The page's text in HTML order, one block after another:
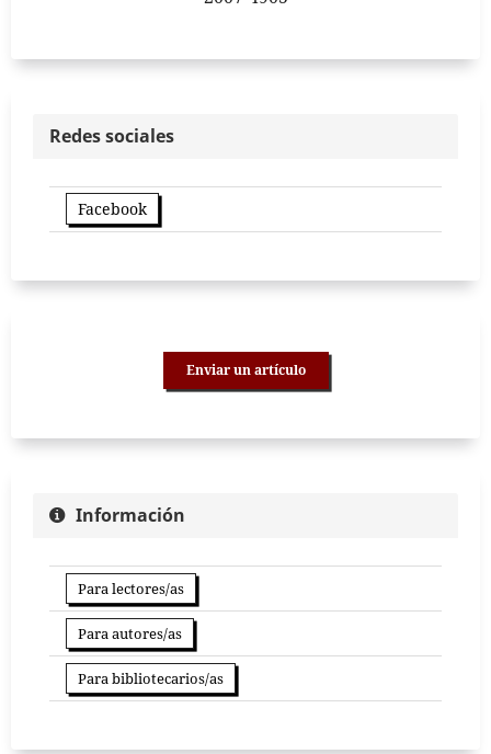
Redes sociales
Facebook
Enviar un artículo
Información
Para lectores/as
Para autores/as
Para bibliotecarios/as